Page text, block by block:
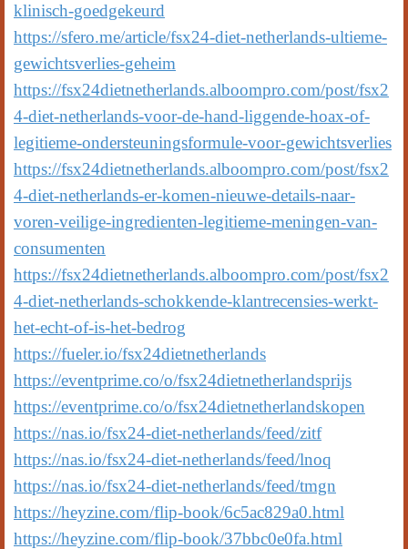
klinisch-goedgekeurd
https://sfero.me/article/fsx24-diet-netherlands-ultieme-
gewichtsverlies-geheim
https://fsx24dietnetherlands.alboompro.com/post/fsx2
4-diet-netherlands-voor-de-hand-liggende-hoax-of-
legitieme-ondersteuningsformule-voor-gewichtsverlies
https://fsx24dietnetherlands.alboompro.com/post/fsx2
4-diet-netherlands-er-komen-nieuwe-details-naar-
voren-veilige-ingredienten-legitieme-meningen-van-
consumenten
https://fsx24dietnetherlands.alboompro.com/post/fsx2
4-diet-netherlands-schokkende-klantrecensies-werkt-
het-echt-of-is-het-bedrog
https://fueler.io/fsx24dietnetherlands
https://eventprime.co/o/fsx24dietnetherlandsprijs
https://eventprime.co/o/fsx24dietnetherlandskopen
https://nas.io/fsx24-diet-netherlands/feed/zitf
https://nas.io/fsx24-diet-netherlands/feed/lnoq
https://nas.io/fsx24-diet-netherlands/feed/tmgn
https://heyzine.com/flip-book/6c5ac829a0.html
https://heyzine.com/flip-book/37bbc0e0fa.html